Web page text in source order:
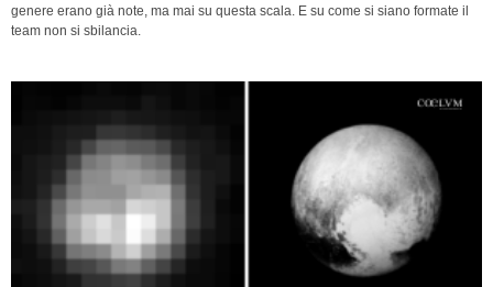
genere erano già note, ma mai su questa scala. E su come si siano formate il
team non si sbilancia.